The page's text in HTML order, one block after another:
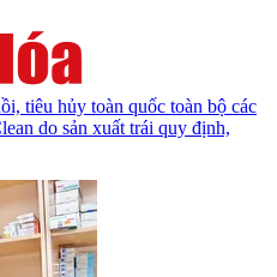
tiêu hủy toàn quốc toàn bộ các
do sản xuất trái quy định,